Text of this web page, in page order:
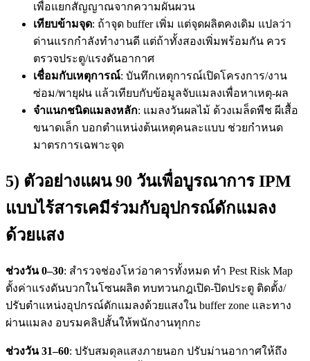
เพื่อแยกสัญญาณจากความผันผวน
เทียบข้ามจุด: ถ้าจุด buffer เพิ่ม แต่จุดผลิตคงเดิม แปลว่า
ด่านแรกกำลังทำงานดี แต่ถ้าทั้งสองเพิ่มพร้อมกัน ควร
ตรวจประตู/แรงดันอากาศ
เชื่อมกับเหตุการณ์: บันทึกเหตุการณ์เปิดโครงการ/งาน
ซ่อม/พายุฝน แล้วเทียบกับข้อมูลจับแมลงเพื่อหาเหตุ-ผล
จำแนกชนิดแมลงหลัก: แมลงวันผลไม้ ด้วงเมล็ดพืช ผีเสื้อ
ขนาดเล็ก บอกตำแหน่งต้นเหตุคนละแบบ ช่วยกำหนด
มาตรการเฉพาะจุด
5) ตัวอย่างแผน 90 วันเพื่อบูรณาการ IPM
แบบไร้สารเคมีร่วมกับอุปกรณ์ดักแมลง
ด้วยแสง
ช่วงวัน 0–30: สำรวจช่องโหว่อาคารทั้งหมด ทำ Pest Risk Map
ตั้งค่าแรงดันบวกในโซนผลิต ทบทวนกฎเปิด-ปิดประตู ติดตั้ง/
ปรับตำแหน่งอุปกรณ์ดักแมลงด้วยแสงใน buffer zone และทาง
ผ่านแมลง อบรมคลิปสั้นให้พนักงานทุกกะ
ช่วงวัน 31–60: ปรับสมดุลแสงภายนอก ปรับม่านอากาศให้ถึง